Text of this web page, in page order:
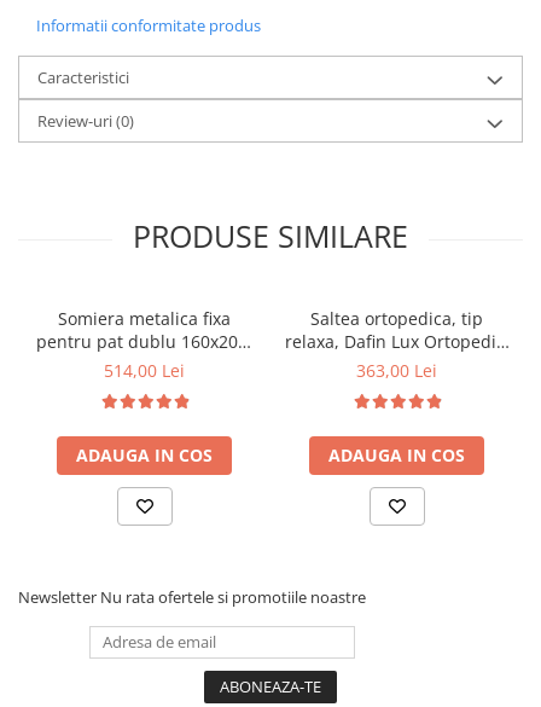
Informatii conformitate produs
Caracteristici
Review-uri(0)
PRODUSE SIMILARE
Somiera metalica fixa
pentru pat dublu 160x200,
6 picioare, 32 lamele lemn
saltea ferm, negru
514,00 Lei
ADAUGA IN COS
Saltea ortopedica, tip
relaxa, Dafin Lux Ortopedic,
90x200x21cm, fermitate
tip Bonell, fata vara-iarna,
sistem de aerisire cu
butoni, Salt Confort
363,00 Lei
ADAUGA IN COS
Newsletter Nu rata ofertele si promotiile noastre